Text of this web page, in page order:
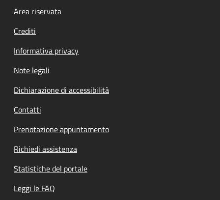
Footer menu
Area riservata
Crediti
Informativa privacy
Note legali
Dichiarazione di accessibilità
Contatti
Prenotazione appuntamento
Richiedi assistenza
Statistiche del portale
Leggi le FAQ